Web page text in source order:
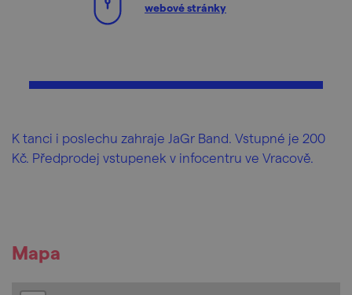
webové stránky
K tanci i poslechu zahraje JaGr Band. Vstupné je 200
Kč. Předprodej vstupenek v infocentru ve Vracově.
Mapa